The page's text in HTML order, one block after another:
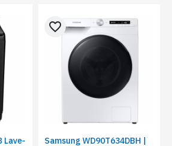
Lave-
Samsung WD90T634DBH |
favorite_border